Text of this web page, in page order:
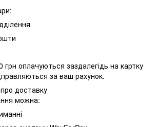
оплачуються заздалегідь на картку
за ваш рахунок.
доставку
можна: